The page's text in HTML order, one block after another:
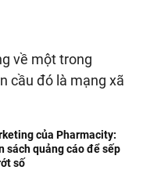
về một trong
cầu đó là mạng xã
của Pharmacity:
sách quảng cáo để sếp
số